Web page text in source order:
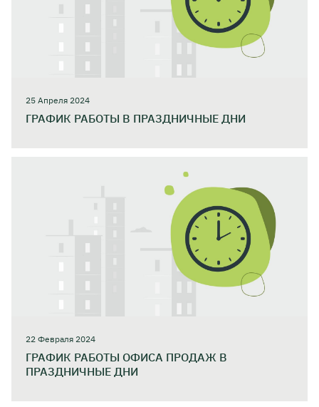
25 Апреля 2024
ГРАФИК РАБОТЫ В ПРАЗДНИЧНЫЕ ДНИ
22 Февраля 2024
ГРАФИК РАБОТЫ ОФИСА ПРОДАЖ В
ПРАЗДНИЧНЫЕ ДНИ